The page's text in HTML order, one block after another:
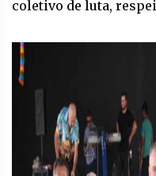
coletivo de luta,